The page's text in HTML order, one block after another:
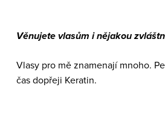
Věnujete vlasům i nějakou
Vlasy pro mě znamenají mnoho.
čas dopřeji Keratin.